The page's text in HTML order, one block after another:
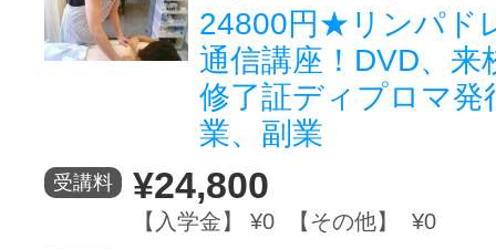
24800円★リンパド
通信講座！DVD、
修了証ディプロマ
業、副業
受講料 ¥24,800
【入学金】 ¥0 【その他】 ¥0